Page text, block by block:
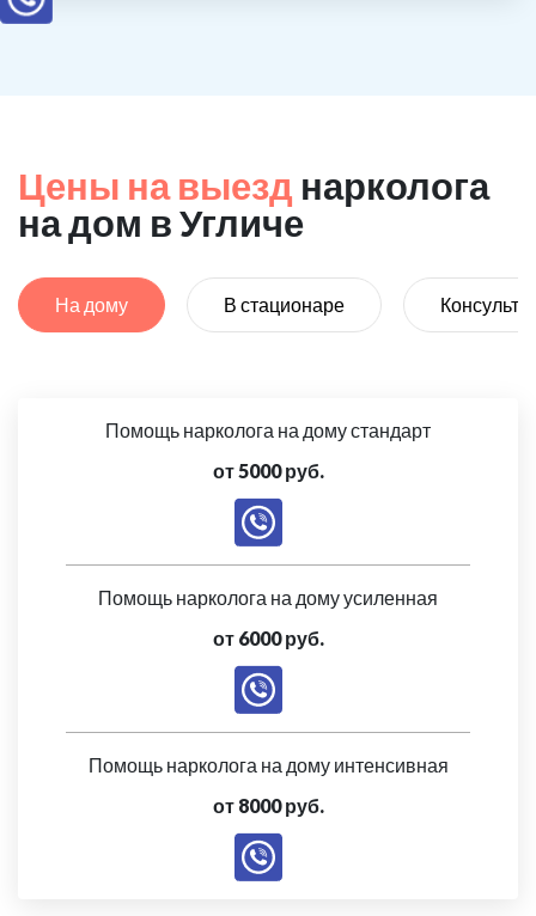
Цены на выезд нарколога
на дом в Угличе
На дому В стационаре
Помощь нарколога на дому стандарт
от 5000 руб.
Помощь нарколога на дому усиленная
от 6000 руб.
Помощь нарколога на дому интенсивная
от 8000 руб.